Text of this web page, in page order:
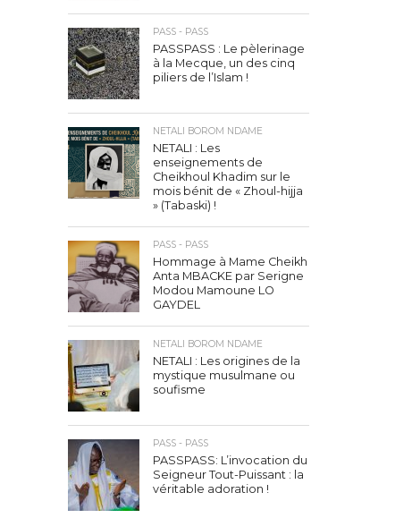
PASS - PASS
PASSPASS : Le pèlerinage
à la Mecque, un des cinq
piliers de l’Islam !
NETALI BOROM NDAME
NETALI : Les
enseignements de
Cheikhoul Khadim sur le
mois bénit de « Zhoul-hijja
» (Tabaski) !
PASS - PASS
Hommage à Mame Cheikh
Anta MBACKE par Serigne
Modou Mamoune LO
GAYDEL
NETALI BOROM NDAME
NETALI : Les origines de la
mystique musulmane ou
soufisme
PASS - PASS
PASSPASS: L’invocation du
Seigneur Tout-Puissant : la
véritable adoration !